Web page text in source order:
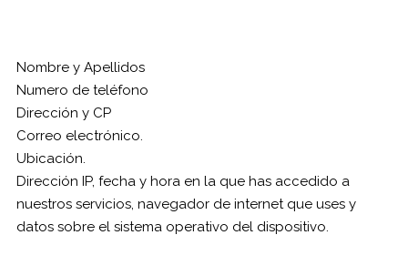
Nombre y Apellidos
Numero de teléfono
Dirección y CP
Correo electrónico.
Ubicación.
Dirección IP, fecha y hora en la que has accedido a
nuestros servicios, navegador de internet que uses y
datos sobre el sistema operativo del dispositivo.